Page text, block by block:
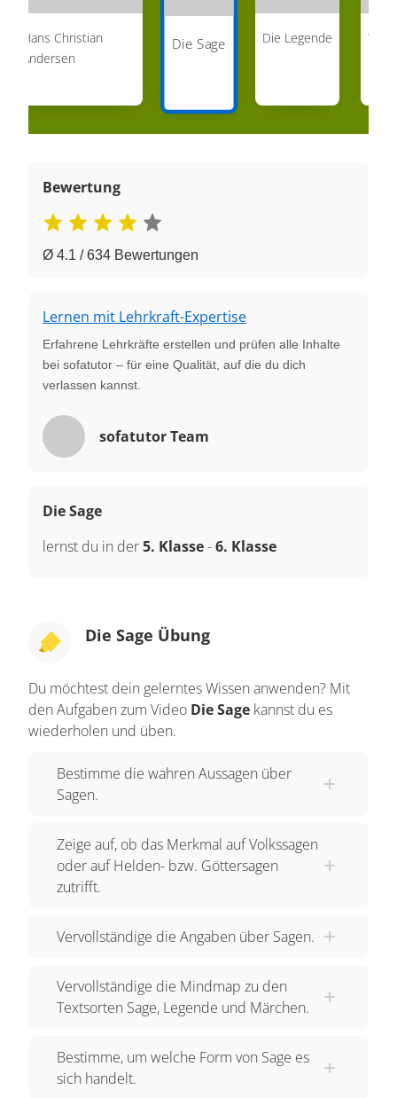
Hans Christian
Andersen
Die Sage Die Legende
Wer
Bewertung
Ø 4.1 / 634 Bewertungen
Lernen mit Lehrkraft-Expertise
Erfahrene Lehrkräfte erstellen und prüfen alle Inhalte
bei sofatutor – für eine Qualität, auf die du dich
verlassen kannst.
sofatutor Team
Die Sage
lernst du in der5. Klasse-6. Klasse
Die Sage Übung
Du möchtest dein gelerntes Wissen anwenden? Mit
den Aufgaben zum Video Die Sage kannst du es
wiederholen und üben.
Bestimme die wahren Aussagen über
Sagen.
Zeige auf, ob das Merkmal auf Volkssagen
oder auf Helden- bzw. Göttersagen
zutrifft.
Vervollständige die Angaben über Sagen.
Vervollständige die Mindmap zu den
Textsorten Sage, Legende und Märchen.
Bestimme, um welche Form von Sage es
sich handelt.